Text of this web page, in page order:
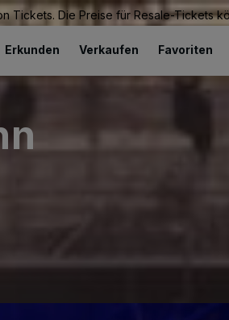
Die Preise für Resale-Tickets
Erkunden Verkaufen Favoriten